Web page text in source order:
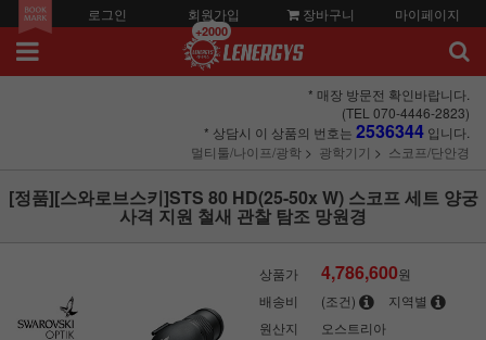
로그인 회원가입
+2000
장바구니 마이페이지
* 매장 방문전 확인바랍니다.
(TEL 070-4446-2823)
* 상담시 이 상품의 번호는 2536344 입니다.
멀티툴/나이프/광학
광학기기 스코프/단안경
[정품][스와로브스키]STS 80 HD(25-50x W) 스코프 세트 양궁
사격 지원 철새 관찰 탐조 망원경
상품가 4,786,600원
배송비
(조건)
지역별
원산지
오스트리아